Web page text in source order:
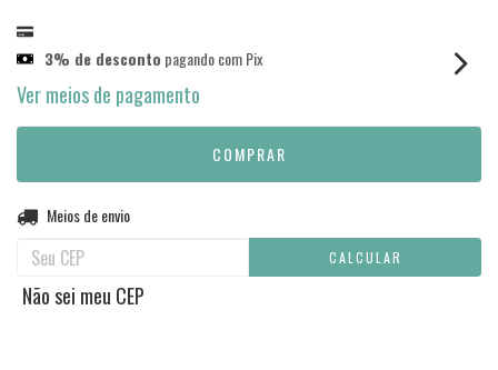
3% de desconto pagando com Pix
Ver meios de pagamento
Entregas para o CEP:
Meios de envio
CALCULAR
Não sei meu CEP